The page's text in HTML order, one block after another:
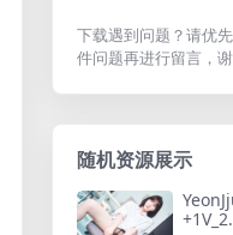
下载遇到问题？请优
件问题再进行留言，
随机资源展示